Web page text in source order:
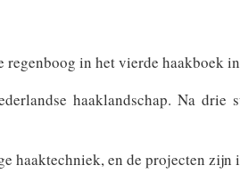
in het vierde haakboek
haaklandschap. Na drie
haaktechniek, en de projecten